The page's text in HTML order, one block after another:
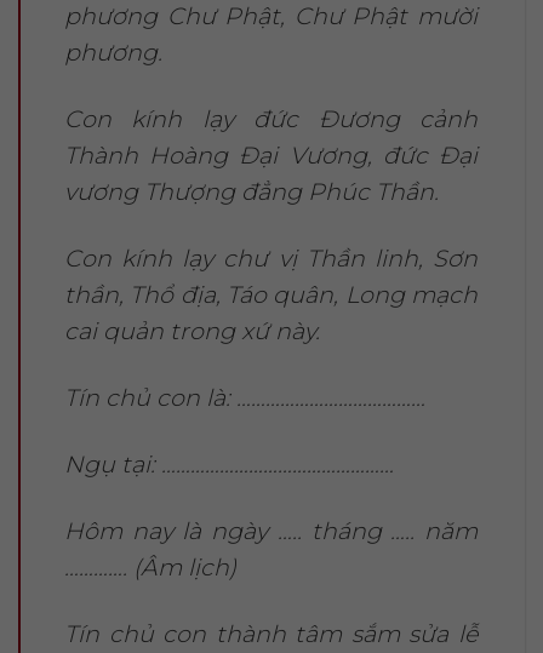
phương Chư Phật, Chư Phật mười
phương.
Con kính lạy đức Đương cảnh
Thành Hoàng Đại Vương, đức Đại
vương Thượng đẳng Phúc Thần.
Con kính lạy chư vị Thần linh, Sơn
thần, Thổ địa, Táo quân, Long mạch
cai quản trong xứ này.
Tín chủ con là: …………………………………
Ngụ tại: …………………………………………
Hôm nay là ngày ….. tháng ….. năm
…………. (Âm lịch)
Tín chủ con thành tâm sắm sửa lễ